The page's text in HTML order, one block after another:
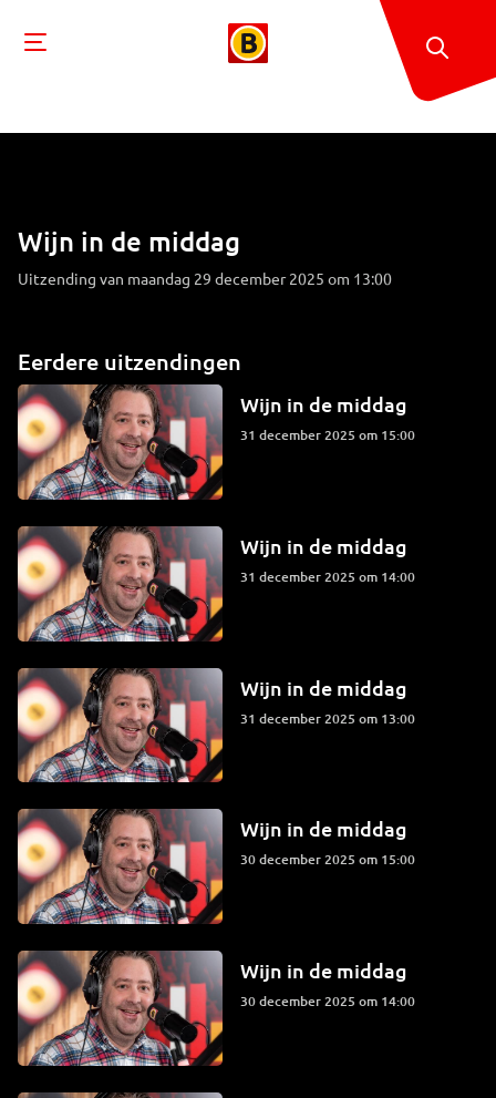
Wijn in de middag
Uitzending van maandag 29 december 2025 om 13:00
Eerdere uitzendingen
Wijn in de middag
31 december 2025 om 15:00
Wijn in de middag
31 december 2025 om 14:00
Wijn in de middag
31 december 2025 om 13:00
Wijn in de middag
30 december 2025 om 15:00
Wijn in de middag
30 december 2025 om 14:00